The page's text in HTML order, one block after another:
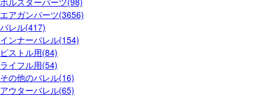
エアガンパーツ(3656)
バレル(417)
インナーバレル(154)
ピストル用(84)
ライフル用(54)
その他のバレル(16)
アウターバレル(65)